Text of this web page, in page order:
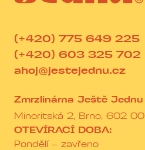
(+420) 775 649 225
(+420) 603 325 702
ahoj@jestejednu.cz
Zmrzlinárna Ještě Jednu
Minoritská 2, Brno, 602 00
OTEVÍRACÍ DOBA:
Pondělí – zavřeno